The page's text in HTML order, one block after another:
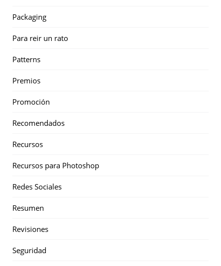
Packaging
Para reir un rato
Patterns
Premios
Promoción
Recomendados
Recursos
Recursos para Photoshop
Redes Sociales
Resumen
Revisiones
Seguridad